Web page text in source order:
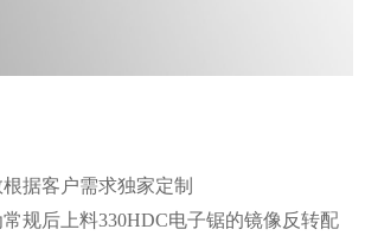
据客户需求独家定制
规后上料330HDC电子锯的镜像反转配